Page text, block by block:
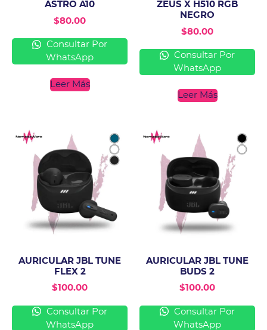
ASTRO A10
$80.00
Consultar Por
WhatsApp
Leer Más
ZEUS X H510 RGB
NEGRO
$80.00
Consultar Por
WhatsApp
Leer Más
AURICULAR JBL TUNE
FLEX 2
$100.00
Consultar Por
WhatsApp
AURICULAR JBL TUNE
BUDS 2
$100.00
Consultar Por
WhatsApp